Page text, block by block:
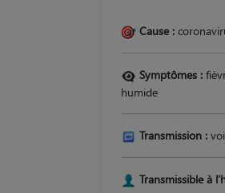
Cause :
Symptômes :
humide
Transmission :
Transmissible à